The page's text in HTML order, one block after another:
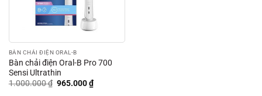
BÀN CHẢI ĐIỆN ORAL-B
Bàn chải điện Oral-B Pro 700
Sensi Ultrathin
1.000.000₫ Giá
965.000₫Giá
hiện